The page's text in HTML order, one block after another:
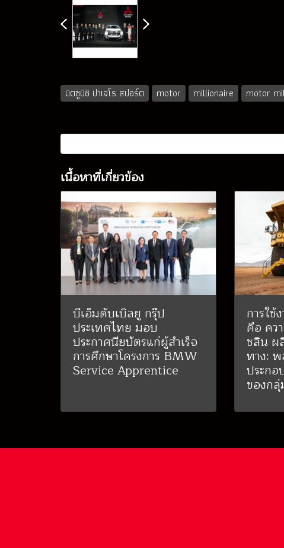
มิตซูบิชิ ปาเจโร สปอร์ต motor millionaire motor
เนื้อหาที่เกี่ยวข้อง
บีเอ็มดับเบิลยู กรุ๊ป
ประเทศไทย มอบ
ประกาศนียบัตรแก่ผู้สำเร็จ
การศึกษาโครงการ BMW
Service Apprentice
การใช้
คือ คว
ชลิน ผ
ทาง:
ประกอ
ของก